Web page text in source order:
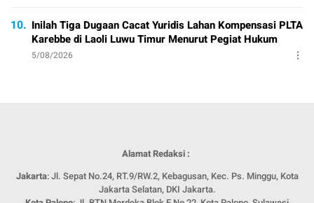
10. Inilah Tiga Dugaan Cacat Yuridis Lahan Kompensasi PLTA
Karebbe di Laoli Luwu Timur Menurut Pegiat Hukum
5/08/2026
Alamat Redaksi :
Jakarta: Jl. Sepat No.24, RT.9/RW.2, Kebagusan, Kec. Ps. Minggu, Kota
Jakarta Selatan, DKI Jakarta.